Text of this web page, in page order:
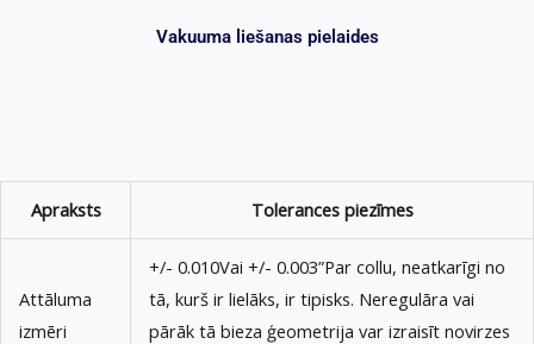
Vakuuma liešanas pielaides
Apraksts Tolerances piezīmes
Attāluma
izmēri
+/- 0.010Vai +/- 0.003”Par collu, neatkarīgi no
tā, kurš ir lielāks, ir tipisks. Neregulāra vai
pārāk tā bieza ģeometrija var izraisīt novirzes